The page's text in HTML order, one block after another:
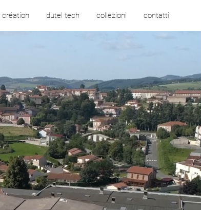
création dutel tech collezioni contatti